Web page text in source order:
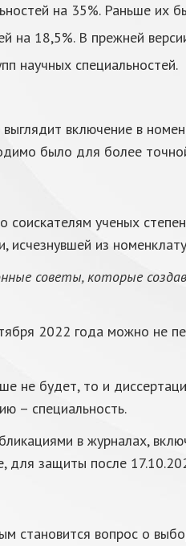
на 35%. Раньше их
на 18,5%. В прежней
научных специальностей.
включение в
было для более
ученых
исчезнувшей из
советы, которые
2022 года можно не
не будет, то и
– специальность.
в журналах,
для защиты после
становится вопрос о